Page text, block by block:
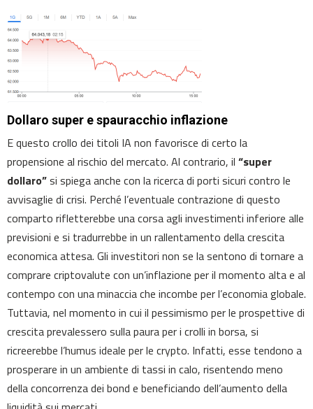
Dollaro super e spauracchio inflazione
E questo crollo dei titoli IA non favorisce di certo la
propensione al rischio del mercato. Al contrario, il “super
dollaro”si spiega anche con la ricerca di porti sicuri contro le
avvisaglie di crisi. Perché l’eventuale contrazione di questo
comparto rifletterebbe una corsa agli investimenti inferiore alle
previsioni e si tradurrebbe in un rallentamento della crescita
economica attesa. Gli investitori non se la sentono di tornare a
comprare criptovalute con un’inflazione per il momento alta e al
contempo con una minaccia che incombe per l’economia globale.
Tuttavia, nel momento in cui il pessimismo per le prospettive di
crescita prevalessero sulla paura per i crolli in borsa, si
ricreerebbe l’humus ideale per le crypto. Infatti, esse tendono a
prosperare in un ambiente di tassi in calo, risentendo meno
della concorrenza dei bond e beneficiando dell’aumento della